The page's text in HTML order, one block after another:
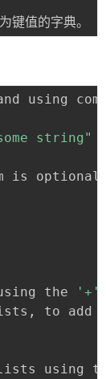
using
string"
is optional
the
'+'
,
to add
using